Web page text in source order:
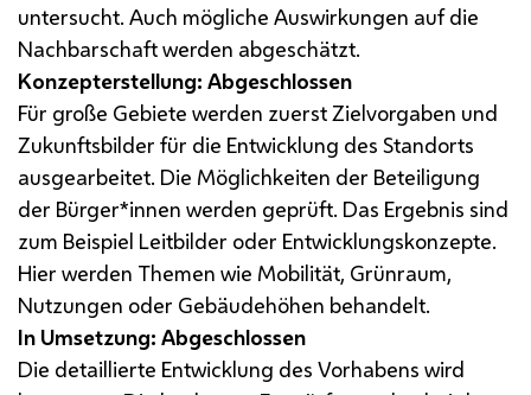
untersucht. Auch mögliche Auswirkungen auf die
Nachbarschaft werden abgeschätzt.
Konzepterstellung: Abgeschlossen
Für große Gebiete werden zuerst Zielvorgaben und
Zukunftsbilder für die Entwicklung des Standorts
ausgearbeitet. Die Möglichkeiten der Beteiligung
der Bürger*innen werden geprüft. Das Ergebnis sind
zum Beispiel Leitbilder oder Entwicklungskonzepte.
Hier werden Themen wie Mobilität, Grünraum,
Nutzungen oder Gebäudehöhen behandelt.
In Umsetzung: Abgeschlossen
Die detaillierte Entwicklung des Vorhabens wird